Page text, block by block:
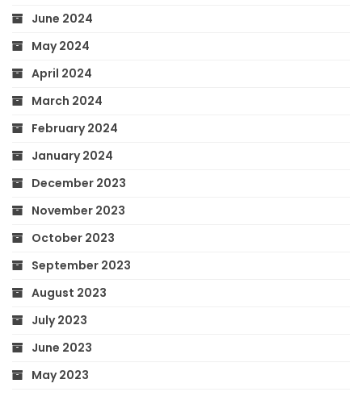
June 2024
May 2024
April 2024
March 2024
February 2024
January 2024
December 2023
November 2023
October 2023
September 2023
August 2023
July 2023
June 2023
May 2023